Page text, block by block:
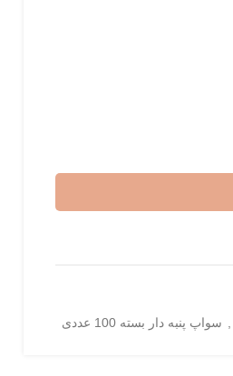
سواپ پنبه دار بسته 100 عددی